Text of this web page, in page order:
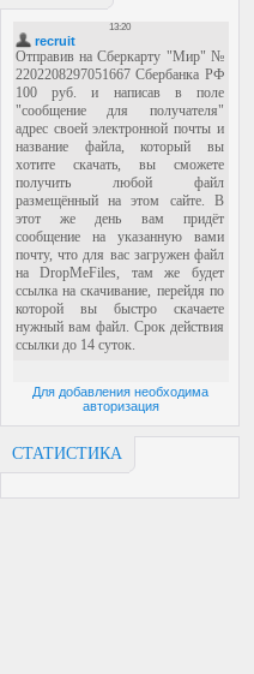
Для добавления необходима
авторизация
СТАТИСТИКА